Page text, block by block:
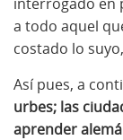
a todo aquel
costado lo
Así pues, a
urbes; las
aprender